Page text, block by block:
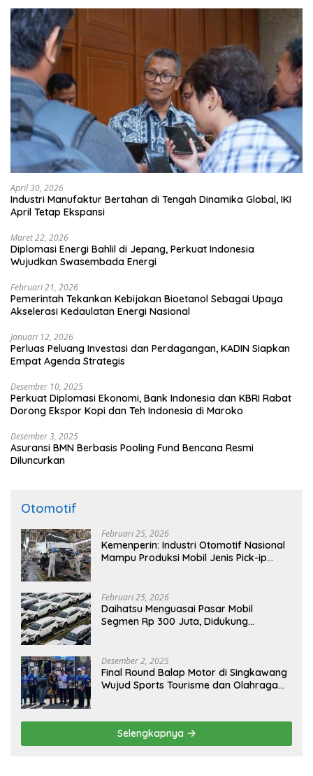
April 30, 2026
Industri Manufaktur Bertahan di Tengah Dinamika Global, IKI
April Tetap Ekspansi
Maret 22, 2026
Diplomasi Energi Bahlil di Jepang, Perkuat Indonesia
Wujudkan Swasembada Energi
Februari 21, 2026
Pemerintah Tekankan Kebijakan Bioetanol Sebagai Upaya
Akselerasi Kedaulatan Energi Nasional
Januari 12, 2026
Perluas Peluang Investasi dan Perdagangan, KADIN Siapkan
Empat Agenda Strategis
Desember 10, 2025
Perkuat Diplomasi Ekonomi, Bank Indonesia dan KBRI Rabat
Dorong Ekspor Kopi dan Teh Indonesia di Maroko
Desember 3, 2025
Asuransi BMN Berbasis Pooling Fund Bencana Resmi
Diluncurkan
Otomotif
Februari 25, 2026
Kemenperin: Industri Otomotif Nasional
Mampu Produksi Mobil Jenis Pick-ip
Februari 25, 2026
Daihatsu Menguasai Pasar Mobil
Segmen Rp 300 Juta, Didukung
Desember 2, 2025
Final Round Balap Motor di Singkawang
Wujud Sports Tourisme dan Olahraga
Selengkapnya